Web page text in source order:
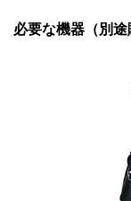
必要な機器（別途